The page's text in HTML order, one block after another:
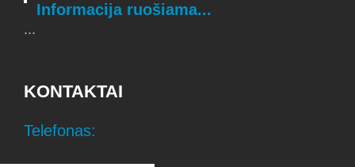
Informacija ruošiama...
...
KONTAKTAI
Telefonas: